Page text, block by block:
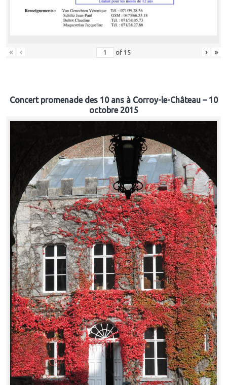
« ‹ of 15 › »
Concert promenade des 10 ans à Corroy-le-Château – 10
octobre 2015